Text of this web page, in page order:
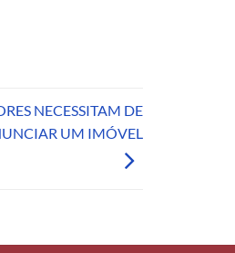
NECESSITAM DE
UM IMÓVEL